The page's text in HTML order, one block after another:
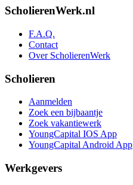
ScholierenWerk.nl
F.A.Q.
Contact
Over ScholierenWerk
Scholieren
Aanmelden
Zoek een bijbaantje
Zoek vakantiewerk
YoungCapital IOS App
YoungCapital Android App
Werkgevers